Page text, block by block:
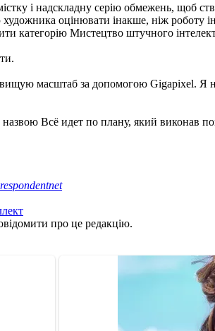
і надскладну серію обмежень, щоб
оцінювати інакше, ніж роботу
Мистецтво штучного
масштаб за допомогою Gigapixel. Я
Всё идет по плану, який виконав
про це редакцію.